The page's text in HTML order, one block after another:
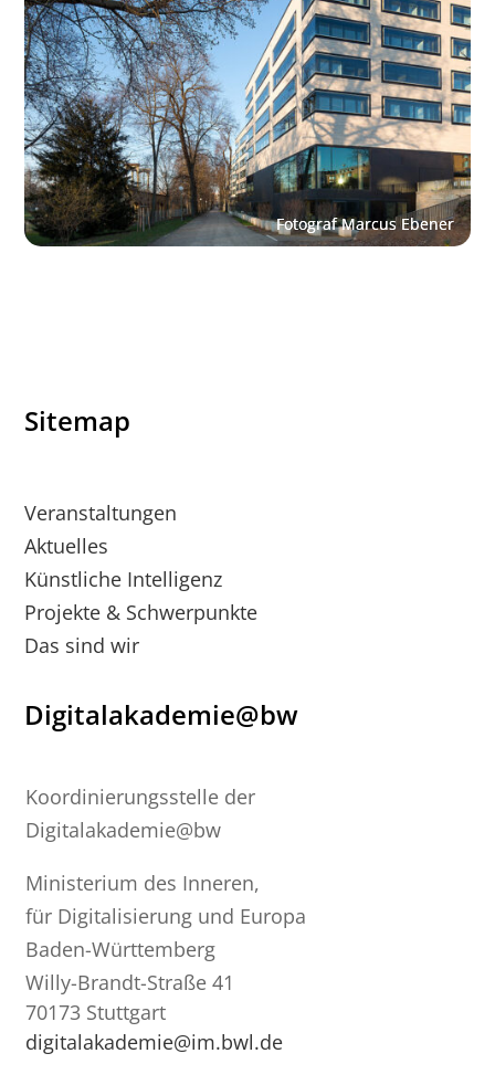
Sitemap
Veranstaltungen
Aktuelles
Künstliche Intelligenz
Projekte & Schwerpunkte
Das sind wir
Digitalakademie@bw
Koordinierungsstelle der
Digitalakademie@bw
Ministerium des Inneren,
für Digitalisierung und Europa
Baden-Württemberg
Willy-Brandt-Straße 41
70173 Stuttgart
digitalakademie@im.bwl.de